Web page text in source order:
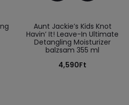
Aunt Jackie’s Kids Knot
Havin’ It! Leave-In Ultimate
Detangling Moisturizer
balzsam 355 ml
4,590Ft